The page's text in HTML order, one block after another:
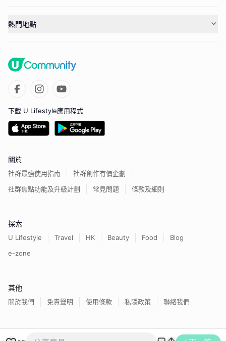
熱門地點
下載 U Lifestyle應用程式
關於
社群最強使用指南
社群創作有價企劃
社群焦點功能及升級計劃
常見問題 條款及細則
探索
U Lifestyle Travel HK Beauty Food
Blog
e-zone
其他
關於我們 免責聲明 使用條款 私隱政策 聯絡我們